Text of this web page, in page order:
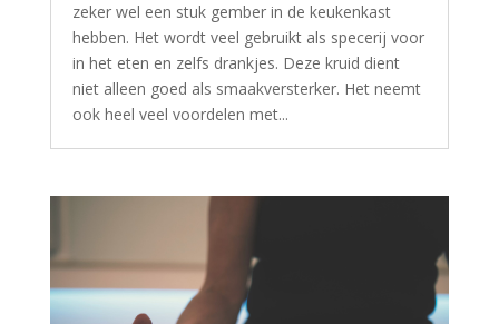
zeker wel een stuk gember in de keukenkast
hebben. Het wordt veel gebruikt als specerij voor
in het eten en zelfs drankjes. Deze kruid dient
niet alleen goed als smaakversterker. Het neemt
ook heel veel voordelen met...